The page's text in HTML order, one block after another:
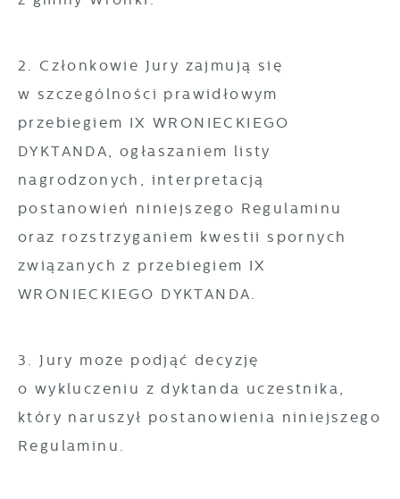
2. Członkowie Jury zajmują się
w szczególności prawidłowym
przebiegiem IX WRONIECKIEGO
DYKTANDA, ogłaszaniem listy
nagrodzonych, interpretacją
postanowień niniejszego Regulaminu
oraz rozstrzyganiem kwestii spornych
związanych z przebiegiem IX
WRONIECKIEGO DYKTANDA.
3. Jury może podjąć decyzję
o wykluczeniu z dyktanda uczestnika,
który naruszył postanowienia niniejszego
Regulaminu.